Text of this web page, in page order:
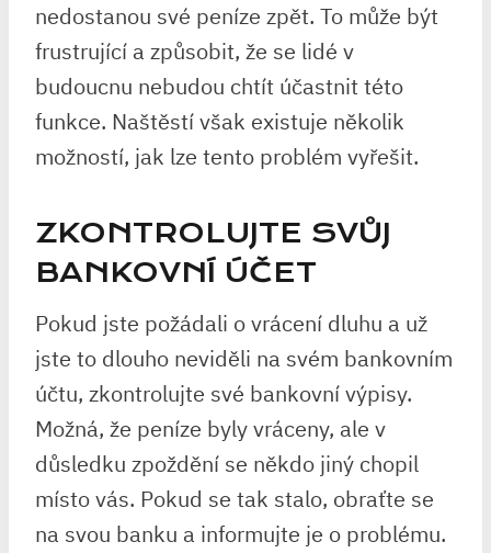
nedostanou své peníze zpět. To může být
frustrující a způsobit, že se lidé v
budoucnu nebudou chtít účastnit této
funkce. Naštěstí však existuje několik
možností, jak lze tento problém vyřešit.
ZKONTROLUJTE SVŮJ
BANKOVNÍ ÚČET
Pokud jste požádali o vrácení dluhu a už
jste to dlouho neviděli na svém bankovním
účtu, zkontrolujte své bankovní výpisy.
Možná, že peníze byly vráceny, ale v
důsledku zpoždění se někdo jiný chopil
místo vás. Pokud se tak stalo, obraťte se
na svou banku a informujte je o problému.